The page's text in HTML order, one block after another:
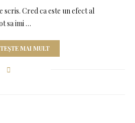
Cred ca este un efect al
sa imi …
MAI MULT